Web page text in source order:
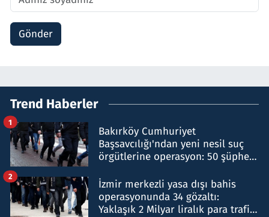
Gönder
Trend Haberler
Bakırköy Cumhuriyet
Başsavcılığı'ndan yeni nesil suç
örgütlerine operasyon: 50 şüpheli
1
İzmir merkezli yasa dışı bahis
operasyonunda 34 gözaltı:
Yaklaşık 2 Milyar liralık para trafiği
2